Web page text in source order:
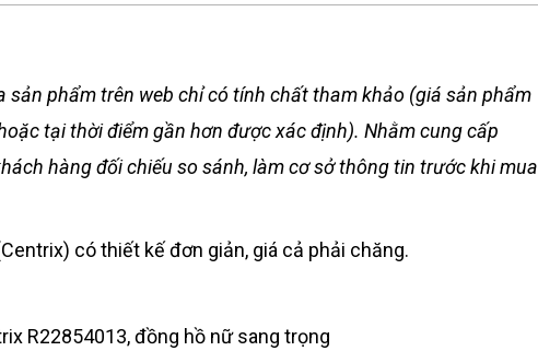
sản phẩm trên web chỉ có tính chất tham khảo (giá sản phẩm
tại thời điểm gần hơn được xác định). Nhằm cung cấp
hàng đối chiếu so sánh, làm cơ sở thông tin trước khi mua
có thiết kế đơn giản, giá cả phải chăng.
R22854013, đồng hồ nữ sang trọng